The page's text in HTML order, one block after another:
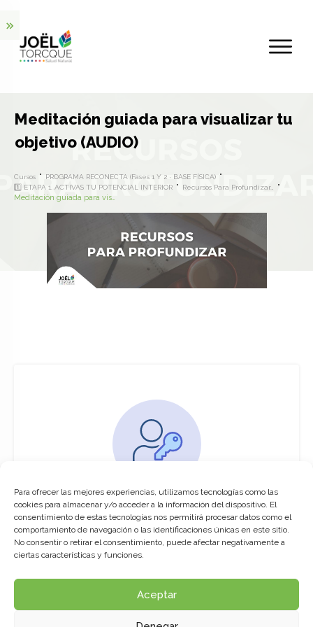
Para ofrecer las mejores experiencias, utilizamos tecnologías como las
cookies para almacenar y/o acceder a la información del dispositivo. El
consentimiento de estas tecnologías nos permitirá procesar datos como el
comportamiento de navegación o las identificaciones únicas en este sitio.
No consentir o retirar el consentimiento, puede afectar negativamente a
ciertas características y funciones.
Aceptar
Meditación guiada para visualizar tu
objetivo (AUDIO)
Cursos
PROGRAMA RECONECTA (Fases 1 Y 2 · BASE FÍSICA)
1️⃣ ETAPA 1. ACTIVAS TU POTENCIAL INTERIOR
Recursos Para Profundizar…
Meditación guiada para visualizar tu objetivo (AUDIO)
You must be logged in to access this
course
This course is only available for registered
Click here to login